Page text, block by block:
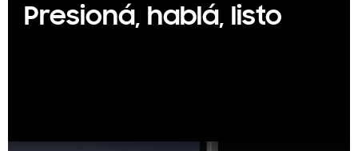
Presioná, hablá, listo